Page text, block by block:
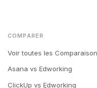
COMPARER
Voir toutes les
Asana vs Edworking
ClickUp vs Edworking